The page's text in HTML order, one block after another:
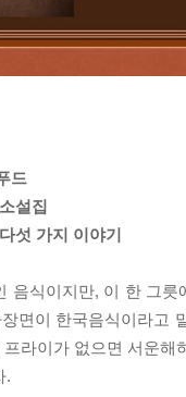
드
설집
섯 가지 이야기
음식이지만, 이 한 그
면이 한국음식이라고
라이가 없으면 서운
.